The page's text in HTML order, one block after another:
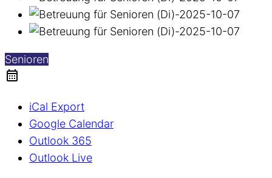
Senioren
iCal Export
Google Calendar
Outlook 365
Outlook Live